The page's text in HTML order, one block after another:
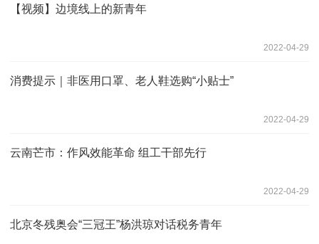
【视频】边境线上的新青年
2022-04-29
消费提示｜非医用口罩、老人鞋选购“小贴士”
2022-04-29
云南芒市：作风效能革命 组工干部先行
2022-04-29
北京冬残奥会“三冠王”杨洪琼对话税务青年